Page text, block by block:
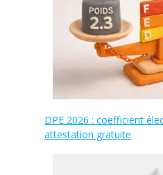
DPE 2026 : coefficient
attestation gratuite